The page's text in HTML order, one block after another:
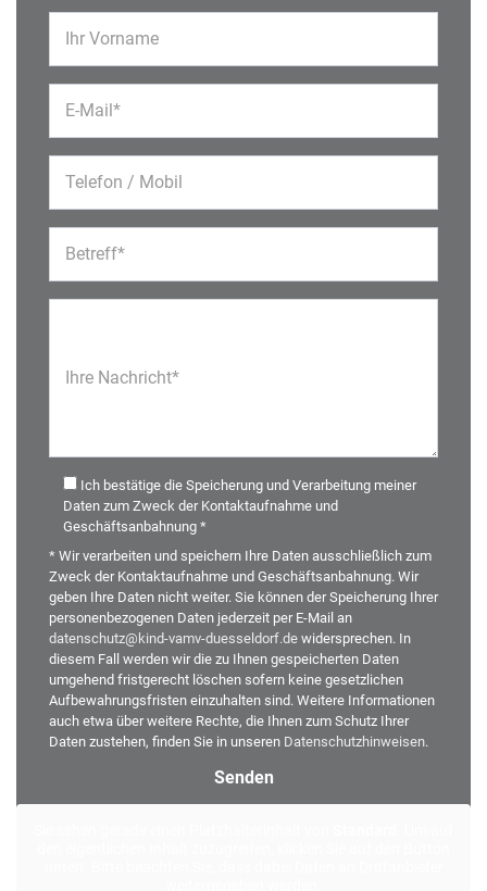
Ihr Vorname
E-Mail*
Telefon / Mobil
Betreff*
Ihre Nachricht*
Ich bestätige die Speicherung und Verarbeitung meiner
Daten zum Zweck der Kontaktaufnahme und
Geschäftsanbahnung *
* Wir verarbeiten und speichern Ihre Daten ausschließlich zum
Zweck der Kontaktaufnahme und Geschäftsanbahnung. Wir
geben Ihre Daten nicht weiter. Sie können der Speicherung Ihrer
personenbezogenen Daten jederzeit per E-Mail an
datenschutz@kind-vamv-duesseldorf.de widersprechen. In
diesem Fall werden wir die zu Ihnen gespeicherten Daten
umgehend fristgerecht löschen sofern keine gesetzlichen
Aufbewahrungsfristen einzuhalten sind. Weitere Informationen
auch etwa über weitere Rechte, die Ihnen zum Schutz Ihrer
Daten zustehen, finden Sie in unseren Datenschutzhinweisen.